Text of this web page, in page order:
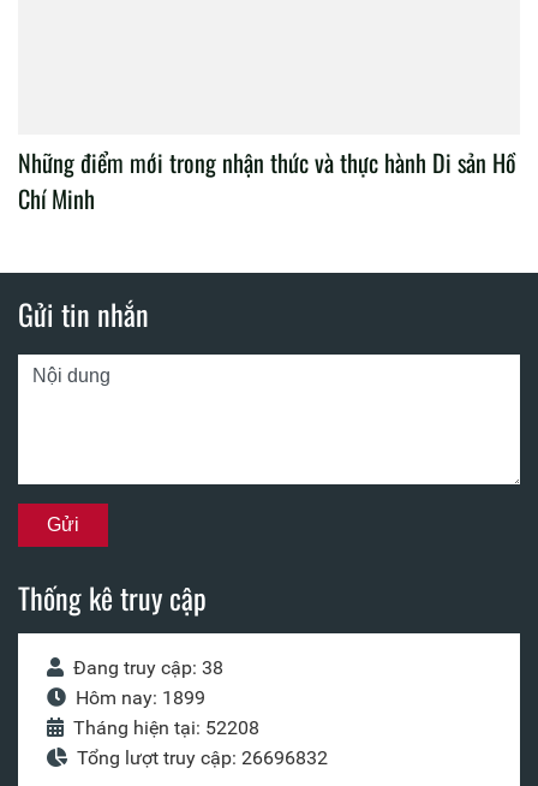
Những điểm mới trong nhận thức và thực hành Di sản Hồ
Chí Minh
Gửi tin nhắn
Thống kê truy cập
Đang truy cập: 38
Hôm nay: 1899
Tháng hiện tại: 52208
Tổng lượt truy cập: 26696832